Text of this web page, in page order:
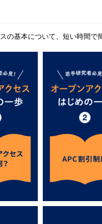
の基本について、短い時間で